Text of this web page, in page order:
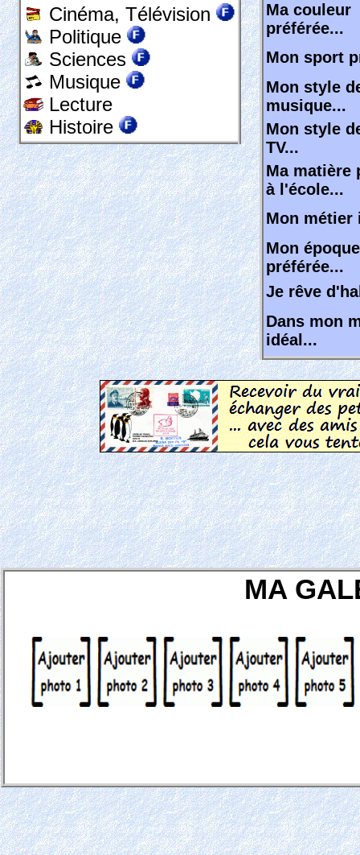
Cinéma, Télévision
Politique
Sciences
Musique
Lecture
Histoire
Ma couleur
préférée...
Mon sport
Mon style
musique...
Mon style
TV...
Ma matière
à l'école...
Mon métier
Mon époque
préférée...
Je rêve
Dans mon
idéal...
MA